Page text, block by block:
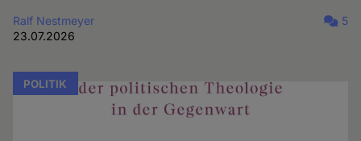
Ralf Nestmeyer
23.07.2026
5
POLITIK